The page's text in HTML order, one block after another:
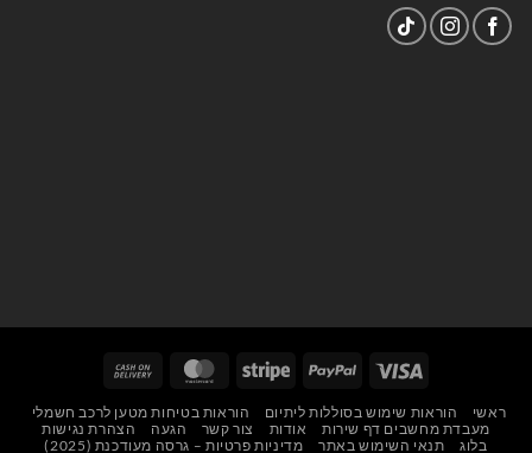
Visa
PayPal
Stripe
MasterCard
Delivery
ראשי הוראות שימוש בסוללות ליתיום
הוראות בטיחות מטען לרכב חשמלי
מעבדת מחשבים דף שירות
אודות צור קשר הגעה
הצהרת נגישות
בלוג
תנאי השימוש באתר
מדיניות פרטיות – גרסה מעודכנת (2025)